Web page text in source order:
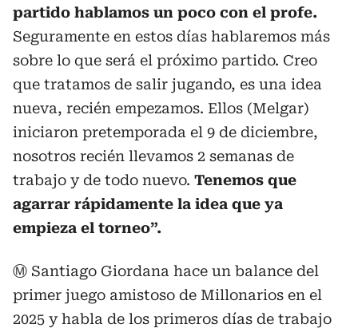
partido hablamos un poco con el profe.
Seguramente en estos días hablaremos más
sobre lo que será el próximo partido. Creo
que tratamos de salir jugando, es una idea
nueva, recién empezamos. Ellos (Melgar)
iniciaron pretemporada el 9 de diciembre,
nosotros recién llevamos 2 semanas de
trabajo y de todo nuevo. Tenemos que
agarrar rápidamente la idea que ya
empieza el torneo”.
Ⓜ️ Santiago Giordana hace un balance del
primer juego amistoso de Millonarios en el
2025 y habla de los primeros días de trabajo